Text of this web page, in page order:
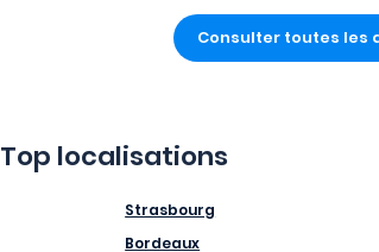
Consulter toutes les
Top localisations
Strasbourg
Bordeaux